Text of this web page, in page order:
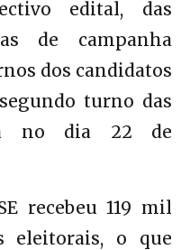
edital, das
de campanha
dos candidatos
turno das
no dia 22 de
recebeu 119 mil
eleitorais, o que